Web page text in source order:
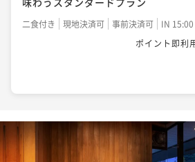
二食付き 現地決済可 事前決済可
IN
ポイント即利